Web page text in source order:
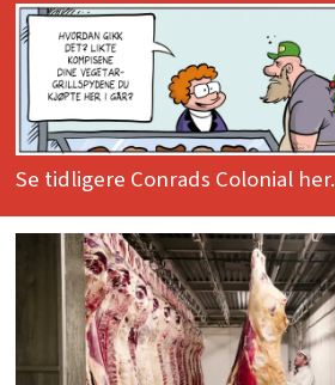
Se tidligere Conrads Colonial her.